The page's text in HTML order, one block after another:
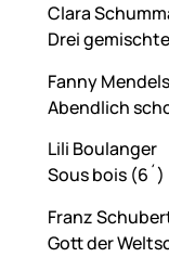
Clara
Drei
Fanny
Abendlich
Lili Boulanger
Sous bois (6´)
Franz
Gott der